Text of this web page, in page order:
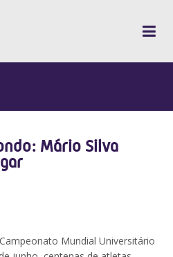
Mário Silva
Mundial Universitário